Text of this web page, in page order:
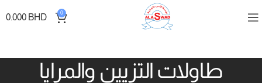
0
0.000 BHD
طاولات التزيين والمرايا